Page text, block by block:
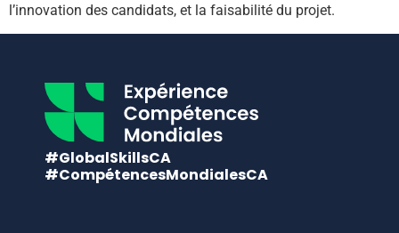
l’innovation des candidats, et la faisabilité du projet.
#GlobalSkillsCA
#CompétencesMondialesCA